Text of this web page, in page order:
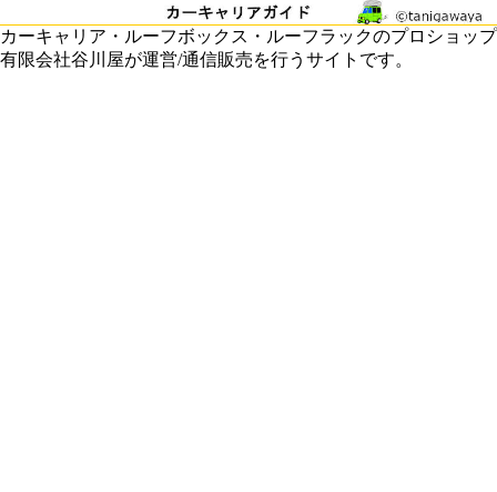
カーキャリア・ルーフボックス・ルーフラックのプロショップ
有限会社谷川屋が運営/通信販売を行うサイトです。